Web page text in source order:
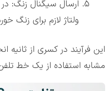
ولتاژ لازم برای زنگ
این فرآیند در کسری از ثانیه
مشابه استفاده از یک خط